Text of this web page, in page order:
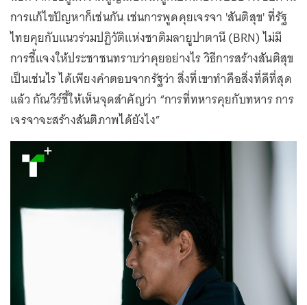
การแก้ไขปัญหาก็เช่นกัน เช่นการพูดคุยเจรจา 'สันติสุข' ที่รัฐ
ไทยคุยกับแนวร่วมปฏิวัติแห่งชาติมลายูปาตานี (BRN) ไม่มี
การชี้แจงให้ประชาชนทราบว่าคุยอย่างไร วิธีการสร้างสันติสุข
เป็นเช่นไร ได้เพียงคำตอบจากรัฐว่า สิ่งที่เขาทำคือสิ่งที่ดีที่สุด
แล้ว กัณวีร์ชี้ให้เห็นจุดสำคัญว่า “การที่ทหารคุยกับทหาร การ
เจรจาจะสร้างสันติภาพได้ยังไง”